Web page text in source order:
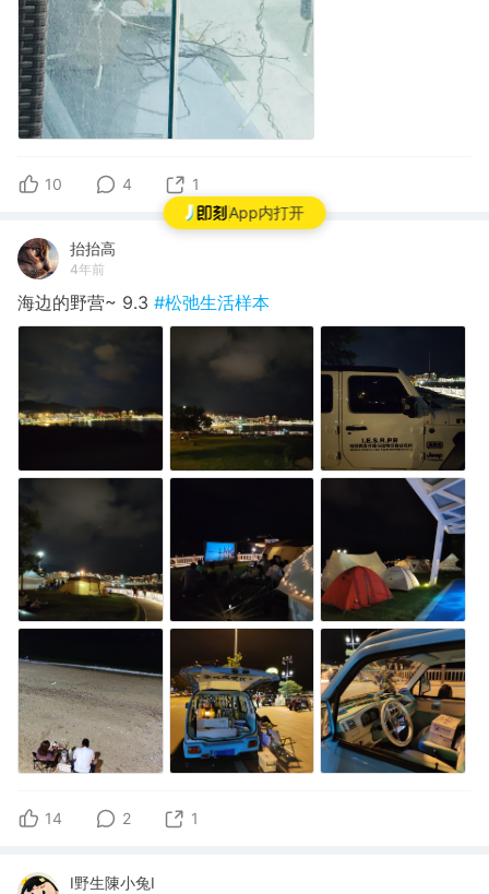
App内打开
10 4 1
抬抬高
4年前
海边的野营~ 9.3 #松弛生活样本
14 2 1
I野生陳小兔I